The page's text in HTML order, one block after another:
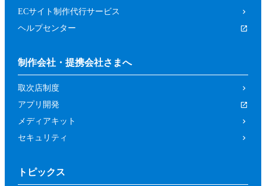
ECサイト制作代行サービス
ヘルプセンター
制作会社・提携会社さまへ
取次店制度
アプリ開発
メディアキット
セキュリティ
トピックス